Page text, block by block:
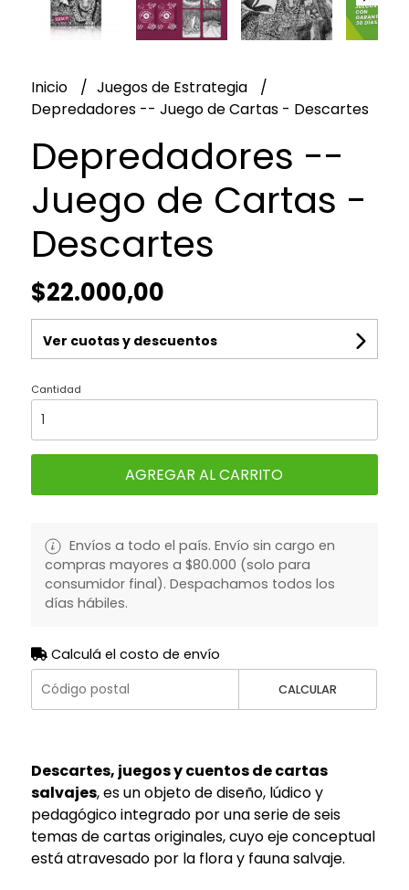
Inicio
Juegos de Estrategia
Depredadores -- Juego de Cartas - Descartes
Depredadores --
Juego de Cartas -
Descartes
$22.000,00
Ver cuotas y descuentos
Cantidad
AGREGAR AL CARRITO
Envíos a todo el país. Envío sin cargo en
compras mayores a $80.000 (solo para
consumidor final). Despachamos todos los
días hábiles.
Calculá el costo de envío
CALCULAR
Descartes, juegos y cuentos de cartas
salvajes, es un objeto de diseño, lúdico y
pedagógico integrado por una serie de seis
temas de cartas originales, cuyo eje conceptual
está atravesado por la flora y fauna salvaje.